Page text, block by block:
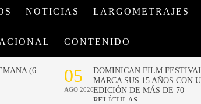
NOTICIAS LARGOMETRAJES
CONTENIDO